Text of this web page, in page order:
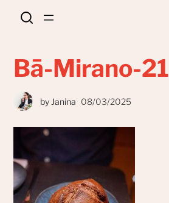
Bā-Mirano-21
by Janina 08/03/2025